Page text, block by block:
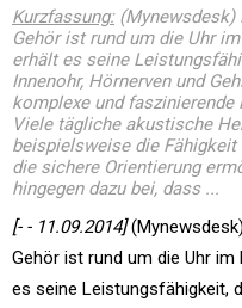
Kurzfassung:(Mynewsdesk)
Gehör ist rund um die Uhr
erhält es seine
Innenohr, Hörnerven und
komplexe und
Viele tägliche akustische
beispielsweise die
die sichere Orientierung
hingegen dazu bei, dass ...
[- - 11.09.2014]
Gehör ist rund um die Uhr
es seine Leistungsfähigkeit,